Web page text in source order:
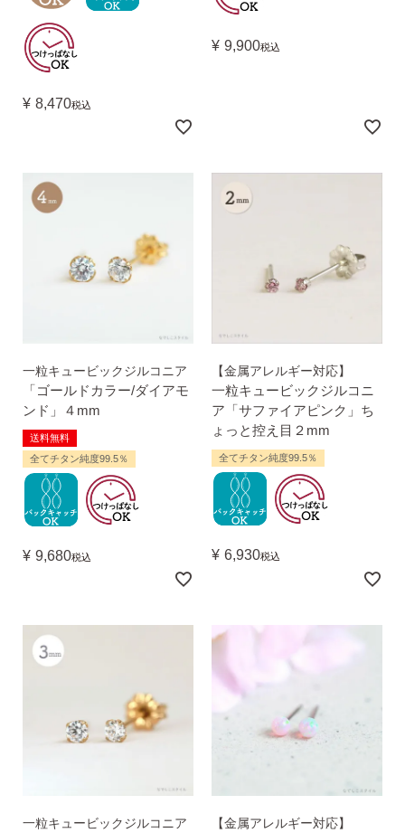
¥ 8,470税込
¥ 9,900税込
一粒キュービックジルコニア
「ゴールドカラー/ダイアモ
ンド」４mm
送料無料
全てチタン純度99.5％
¥ 9,680税込
【金属アレルギー対応】
一粒キュービックジルコニ
ア「サファイアピンク」ち
ょっと控え目２mm
全てチタン純度99.5％
¥ 6,930税込
一粒キュービックジルコニア 【金属アレルギー対応】